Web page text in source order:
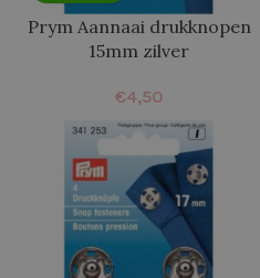
Prym Aannaai drukknopen
15mm zilver
€4,50